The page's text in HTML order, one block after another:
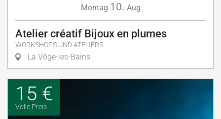
Montag 10. Aug
Atelier créatif Bijoux en plumes
WORKSHOPS UND ATELIERS
La Vôge-les-Bains
15 €
Volle Preis